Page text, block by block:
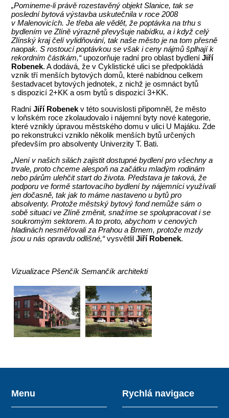
„Pomineme-li právě rozestavěný objekt Slanice, tak se
poslední bytová výstavba uskutečnila v roce 2008
v Malenovicích. Je třeba ale vědět, že poptávka na trhu s
bydlením ve Zlíně výrazně převyšuje nabídku, a i když celý
Zlínský kraj čelí vylidňování, tak naše město je na tom přesně
naopak. S rostoucí poptávkou se však i ceny nájmů šplhají k
rekordním částkám,“ upozorňuje radní pro oblast bydleníJiří
Robenek. A dodává, že v Cyklistické ulici se předpokládá
vznik tří menších bytových domů, které nabídnou celkem
šestadvacet bytových jednotek, z nichž je osmnáct bytů
s dispozicí 2+KK a osm bytů s dispozicí 3+KK.
RadníJiří Robenek v této souvislosti připomněl, že město
v loňském roce zkolaudovalo i nájemní byty nové kategorie,
které vznikly úpravou městského domu v ulici U Majáku. Zde
po rekonstrukci vzniklo několik menších bytů určených
především pro absolventy Univerzity T. Bati.
„Není v našich silách zajistit dostupné bydlení pro všechny a
trvale, proto chceme alespoň na začátku mladým rodinám
nebo párům ulehčit start do života. Představa je taková, že
podporu ve formě startovacího bydlení by nájemníci využívali
jen dočasně, tak jak to máme nastaveno u bytů pro
absolventy. Protože městský bytový fond nemůže sám o
sobě situaci ve Zlíně změnit, snažíme se spolupracovat i se
soukromým sektorem. A to proto, abychom v cenových
hladinách nesměřovali za Prahou a Brnem, protože mzdy
jsou u nás opravdu odlišné,“vysvětlilJiří Robenek.
Vizualizace Pšenčík Semančík architekti
Menu Rychlá navigace